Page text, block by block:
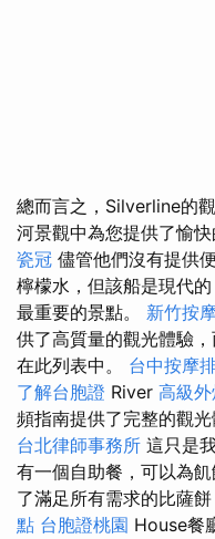
總而言之，Silverline的
河景觀中為您提供了愉快
瓷冠 儘管他們沒有提供
檸檬水，但該船是現代
最重要的景點。 新竹按
供了高質量的觀光體驗
在此列表中。 台中按摩
了解台胞證 River 高級外
頻指南提供了完整的觀光
台北律師事務所 這只是
有一個自助餐，可以為
了滿足所有需求的比薩餅
點 台胞證桃園 House餐